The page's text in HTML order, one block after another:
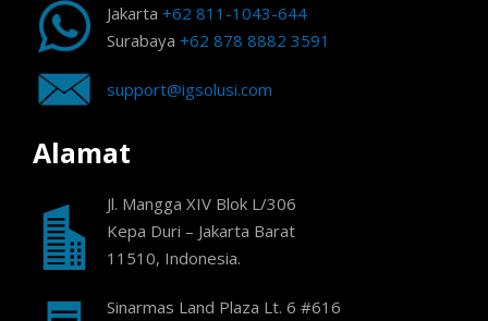
Jakarta +62 811-1043-644
Surabaya +62 878 8882 3591
support@igsolusi.com
Alamat
Jl. Mangga XIV Blok L/306
Kepa Duri – Jakarta Barat
11510, Indonesia.
Sinarmas Land Plaza Lt. 6 #616